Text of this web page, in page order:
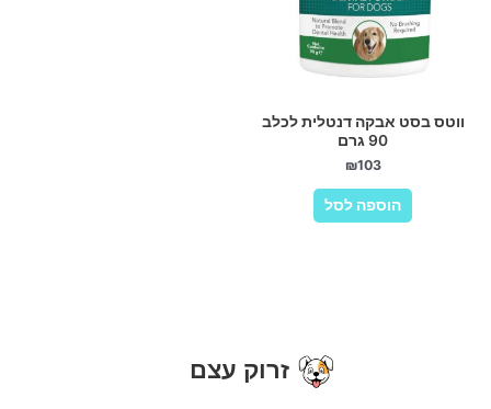
ווטס בסט אבקה דנטלית לכלב
90 גרם
₪103
הוספה לסל
זרוק עצם